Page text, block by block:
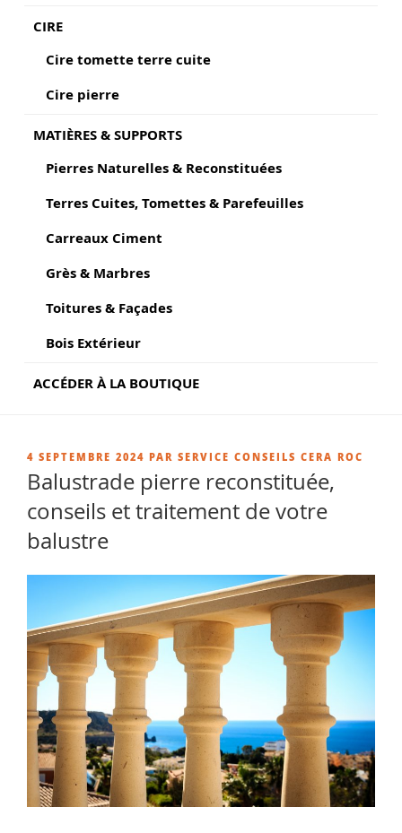
CIRE
Cire tomette terre cuite
Cire pierre
MATIÈRES & SUPPORTS
Pierres Naturelles & Reconstituées
Terres Cuites, Tomettes & Parefeuilles
Carreaux Ciment
Grès & Marbres
Toitures & Façades
Bois Extérieur
ACCÉDER À LA BOUTIQUE
PUBLIÉ
LE
4 SEPTEMBRE 2024 PAR SERVICE CONSEILS CERA ROC
Balustrade pierre reconstituée,
conseils et traitement de votre
balustre